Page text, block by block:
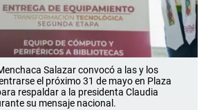
Salazar convocó a las y los
el próximo 31 de mayo en Plaza
respaldar a la presidenta Claudia
su mensaje nacional.